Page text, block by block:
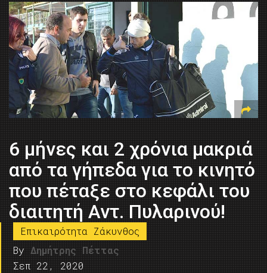
6 μήνες και 2 χρόνια μακριά
από τα γήπεδα για το κινητό
που πέταξε στο κεφάλι του
διαιτητή Αντ. Πυλαρινού!
Επικαιρότητα Ζάκυνθος
By Δημήτρης Πέττας
Σεπ 22, 2020